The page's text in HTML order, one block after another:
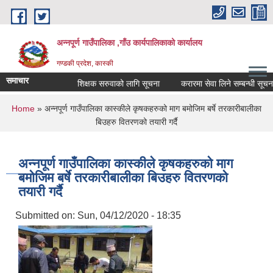
Skip to main content
अन्नपूर्ण गाउँपालिका ,गाँउ कार्यपालिकाको कार्यालय
गण्डकी प्रदेश, कास्की
समाचार शिक्षक सरुवाको लागि सूचना करारमा सेवा लिने सम्बन्धी सूचना ।
You are here
Home » अन्नपूर्ण गाउँपालिका कास्कीले कृषकहरुको माग बमोजिम बर्षे तरकारीबालीका
बिउहरु वितरणको तयारी गर्दै
अन्नपूर्ण गाउँपालिका कास्कीले कृषकहरुको माग
बमोजिम बर्षे तरकारीबालीका बिउहरु वितरणको
तयारी गर्दै
Submitted on: Sun, 04/12/2020 - 18:35